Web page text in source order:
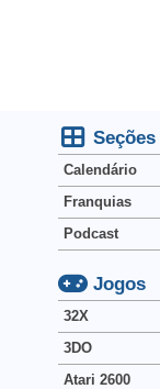
Seções
Calendário
Franquias
Podcast
Jogos
32X
3DO
Atari 2600